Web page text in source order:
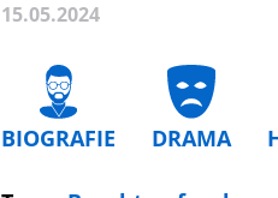
15.05.2024
BIOGRAFIE DRAMA